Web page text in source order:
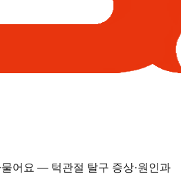
어요 — 턱관절 탈구 증상·원인과